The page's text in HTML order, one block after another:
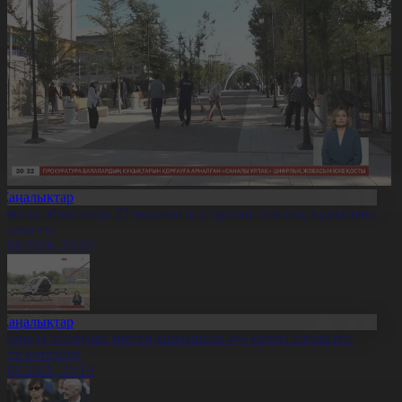
облысында 22 мыңнан аса тұрғын тазалық жұмысына
20:20
жолаушы мінген ұшқышсыз әуе кемесі алғаш рет
көтерілді
20:19